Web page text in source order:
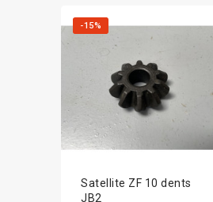
-15%
Satellite ZF 10 dents
JB2